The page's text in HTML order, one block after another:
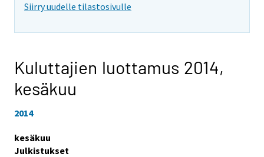
Siirry uudelle tilastosivulle
Kuluttajien luottamus 2014,
kesäkuu
2014
kesäkuu
Julkistukset